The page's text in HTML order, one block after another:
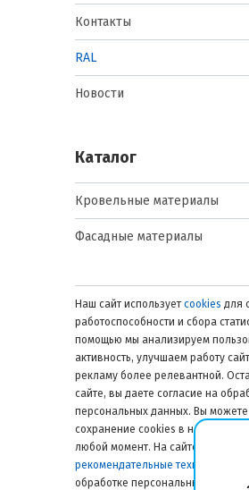
Контакты
RAL
Новости
Каталог
Кровельные материалы
Фасадные материалы
Наш сайт использует cookies для
работоспособности и сбора
помощью мы анализируем
активность, улучшаем работу
рекламу более релевантной.
сайте, вы даете согласие на
персональных данных. Вы можете
сохранение cookies в настройках
любой момент. На сайте также
рекомендательные технологии
обработке персональных данных